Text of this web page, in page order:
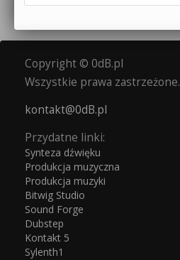
Copyright © 0dB.pl
Wszystkie prawa zastrzeżone.
kontakt@0dB.pl
Przydatne linki:
Synteza dźwięku
Produkcja muzyczna
Produkcja muzyki
Bitwig Studio
Sound Forge
Dubstep
Kontakt 5
Sylenth1